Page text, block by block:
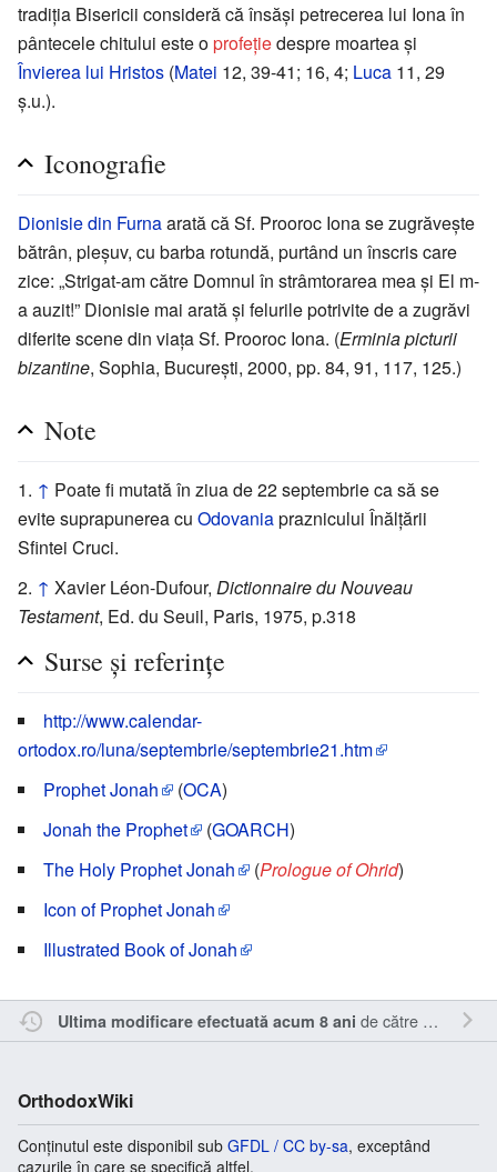
tradiția Bisericii consideră că însăși petrecerea lui Iona în
pântecele chitului este oprofețiedespre moartea și
Învierea lui Hristos (Matei 12, 39-41; 16, 4; Luca 11, 29
ș.u.).
Iconografie
Dionisie din Furnaarată că Sf. Prooroc Iona se zugrăvește
bătrân, pleșuv, cu barba rotundă, purtând un înscris care
zice: „Strigat-am către Domnul în strâmtorarea mea și El m-
a auzit!” Dionisie mai arată și felurile potrivite de a zugrăvi
diferite scene din viața Sf. Prooroc Iona. (Erminia picturii
bizantine, Sophia, București, 2000, pp. 84, 91, 117, 125.)
Note
↑ Poate fi mutată în ziua de 22 septembrie ca să se
evite suprapunerea cu Odovaniapraznicului Înălțării
Sfintei Cruci.
↑ Xavier Léon-Dufour, Dictionnaire du Nouveau
Testament, Ed. du Seuil, Paris, 1975, p.318
Surse și referințe
http://www.calendar-
ortodox.ro/luna/septembrie/septembrie21.htm
Prophet Jonah
(OCA)
Jonah the Prophet
(GOARCH)
The Holy Prophet Jonah
(Prologue of Ohrid)
Icon of Prophet Jonah
Illustrated Book of Jonah
Ultima modificare efectuată acum 8 ani de către Sîmbotin
OrthodoxWiki
Conținutul este disponibil sub GFDL / CC by-sa, exceptând
cazurile în care se specifică altfel.